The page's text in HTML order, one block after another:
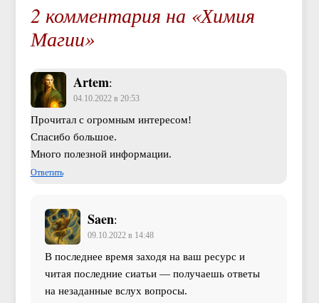
2 комментария на «Химия
Магии»
Artem:
04.10.2022 в 20:53
Прочитал с огромным интересом!
Спасибо большое.
Много полезной информации.
Ответить
Saen:
09.10.2022 в 14:48
В последнее время заходя на ваш ресурс и
читая последние сиатьи — получаешь ответы
на незаданные вслух вопросы.